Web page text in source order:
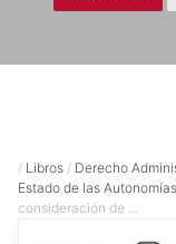
/ Libros / Derecho
Estado de las Autonomías
consideración de ...